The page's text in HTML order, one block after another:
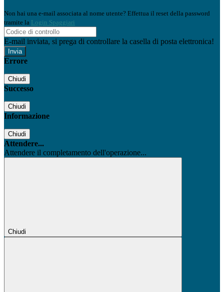
Non hai una e-mail associata al nome utente? Effettua il reset della password
tramite la Login Spaggiari
E-mail inviata, si prega di controllare la casella di posta elettronica!
Errore
Chiudi
Successo
Chiudi
Informazione
Chiudi
Attendere...
Attendere il completamento dell'operazione...
Chiudi